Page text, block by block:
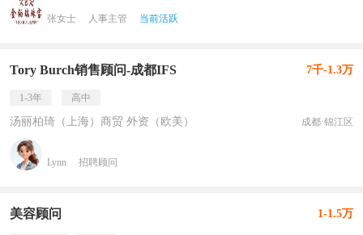
张女士 人事主管 当前活跃
Tory Burch销售顾问-成都IFS 7千-1.3万
1-3年 高中
汤丽柏琦（上海）商贸 外资（欧美） 成都·锦江区
Lynn 招聘顾问
美容顾问 1-1.5万